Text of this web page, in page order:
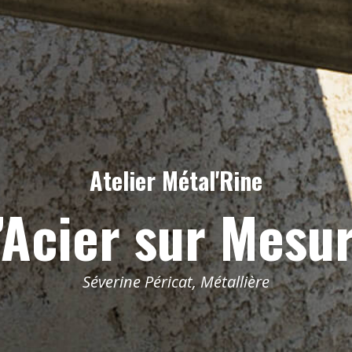
Atelier Métal'Rine
sur
Séverine Péricat, Métallière